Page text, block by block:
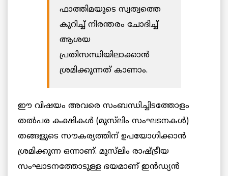
ഫാത്തിമയുടെ സ്വത്വത്തെ
കുറിച്ച് നിരന്തരം ചോദിച്ച്
ആശയ
പ്രതിസന്ധിയിലാക്കാൻ
ശ്രമിക്കുന്നത് കാണാം.
ഈ വിഷയം അവരെ സംബന്ധിച്ചിടത്തോളം
തൽപര കക്ഷികൾ (മുസ്‌ലിം സംഘടനകൾ)
തങ്ങളുടെ സൗകര്യത്തിന് ഉപയോഗിക്കാൻ
ശ്രമിക്കുന്ന ഒന്നാണ്. മുസ്‌ലിം രാഷ്ട്രീയ
സംഘാടനത്തോടുള്ള ഭയമാണ് ഇൻഡ്യൻ